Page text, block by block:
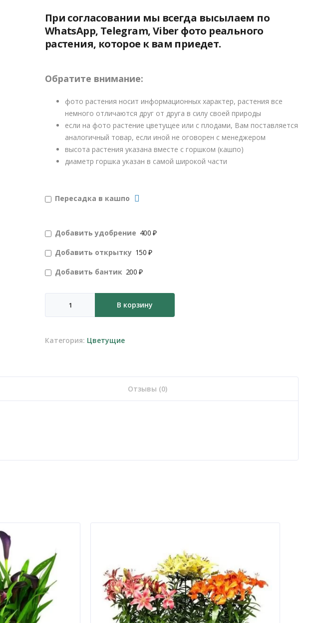
При согласовании мы всегда высылаем по
WhatsApp, Telegram, Viber фото реального
растения, которое к вам приедет.
Обратите внимание:
фото растения носит информационных характер, растения все
немного отличаются друг от друга в силу своей природы
если на фото растение цветущее или с плодами, Вам поставляется
аналогичный товар, если иной не оговорен с менеджером
высота растения указана вместе с горшком (кашпо)
диаметр горшка указан в самой широкой части
Пересадка в кашпо
Добавить удобрение 400 ₽
Добавить открытку 150 ₽
Добавить бантик 200 ₽
товара
В корзину
Категория: Цветущие
Отзывы (0)